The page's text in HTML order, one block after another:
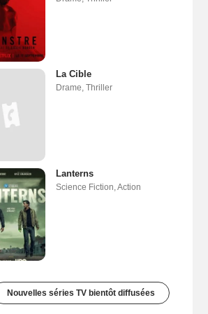
La Cible
Drame, Thriller
Lanterns
Science Fiction,Action
Nouvelles séries TV bientôt diffusées